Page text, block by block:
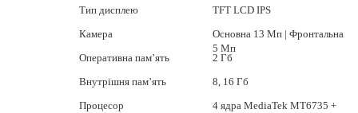
Тип дисплею
Камера
Оперативна пам’ять
Внутрішня пам’ять
Процесор
TFT LCD IPS
Основна 13 Мп | Фронтальна
5 Мп
2 Гб
8, 16 Гб
4 ядра MediaTek MT6735 +